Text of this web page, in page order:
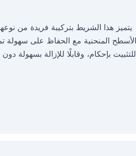
يتميز هذا الشريط بتركيبة فريدة من
الأسطح المنحنية مع الحفاظ على سهولة
للتثبيت بإحكام، وقابلًا للإزالة